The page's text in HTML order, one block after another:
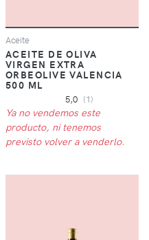
Aceite
ACEITE DE OLIVA
VIRGEN EXTRA
ORBEOLIVE VALENCIA
500 ML
5,0 (1)
Ya no vendemos este
producto, ni tenemos
previsto volver a venderlo.